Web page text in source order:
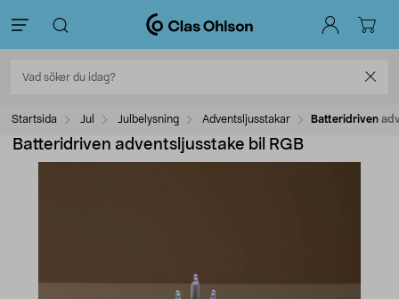
Startsida Jul Julbelysning Adventsljusstakar Batteridriven
Batteridriven adventsljusstake bil RGB